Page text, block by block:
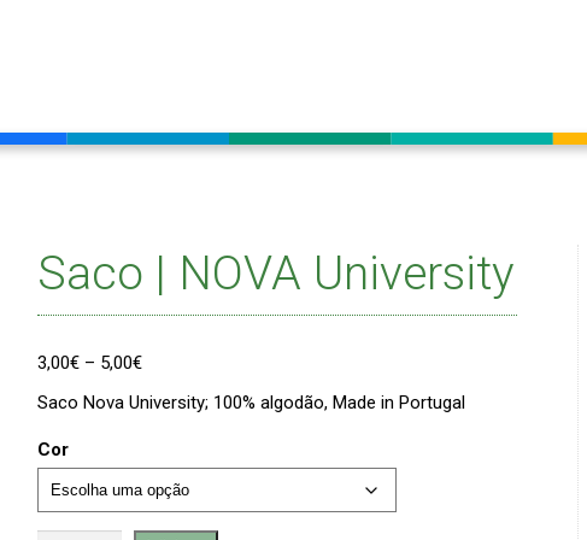
Saco | NOVA University
3,00€ – 5,00€Price
3,00€
Saco Nova University; 100% algodão, Made in Portugal
Cor